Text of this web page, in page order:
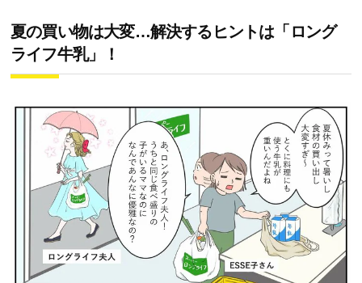
夏の買い物は大変…解決するヒントは「ロング
ライフ牛乳」！